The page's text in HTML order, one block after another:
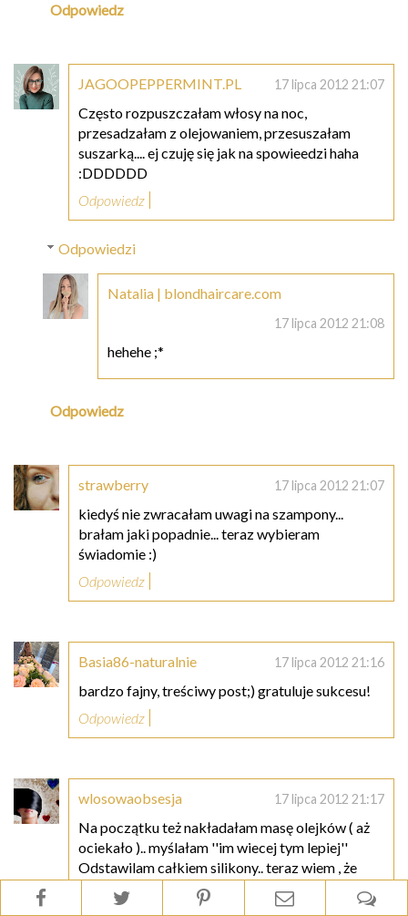
Odpowiedz
JAGOOPEPPERMINT.PL 17 lipca 2012 21:07
Często rozpuszczałam włosy na noc,
przesadzałam z olejowaniem, przesuszałam
suszarką.... ej czuję się jak na spowieedzi haha
:DDDDDD
Odpowiedz
Odpowiedzi
Natalia | blondhaircare.com
17 lipca 2012 21:08
hehehe ;*
Odpowiedz
strawberry 17 lipca 2012 21:07
kiedyś nie zwracałam uwagi na szampony...
brałam jaki popadnie... teraz wybieram
świadomie :)
Odpowiedz
Basia86-naturalnie 17 lipca 2012 21:16
bardzo fajny, treściwy post;) gratuluje sukcesu!
Odpowiedz
wlosowaobsesja 17 lipca 2012 21:17
Na początku też nakładałam masę olejków ( aż
ociekało ).. myślałam ''im wiecej tym lepiej''
Odstawilam całkiem silikony.. teraz wiem , że
zabezpieczanie nimi końcówek jest moim
włosom niezbędne. I oczywiscie spałam w